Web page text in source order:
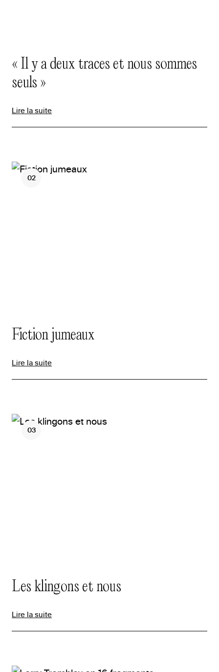
« Il y a deux traces et nous sommes
seuls »
Lire la suite
02
Fiction jumeaux
Lire la suite
03
Les klingons et nous
Lire la suite